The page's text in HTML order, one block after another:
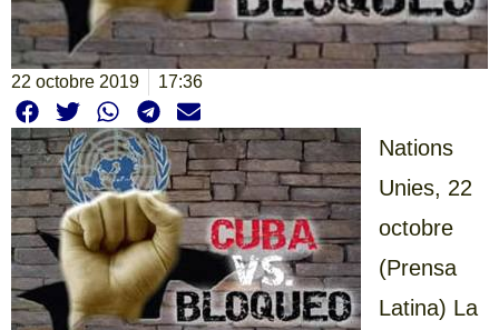
22 octobre 2019 17:36
Nations
Unies, 22
octobre
(Prensa
Latina) La